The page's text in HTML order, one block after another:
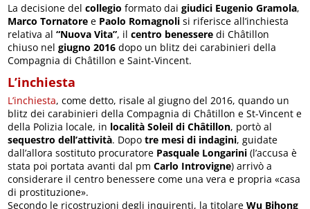
La decisione delcollegio formato daigiudici Eugenio Gramola,
Marco Tornatore e Paolo Romagnoli si riferisce all’inchiesta
relativa al“Nuova Vita”, ilcentro benessere di Châtillon
chiuso nelgiugno 2016 dopo un blitz dei carabinieri della
Compagnia di Châtillon e Saint-Vincent.
L’inchiesta
L’inchiesta, come detto, risale al giugno del 2016, quando un
blitz dei carabinieri della Compagnia di Châtillon e St-Vincent e
della Polizia locale, in località Soleil di Châtillon, portò al
sequestro dell’attività. Dopotre mesi di indagini, guidate
dall’allora sostituto procuratore Pasquale Longarini (l’accusa è
stata poi portata avanti dal pmCarlo Introvigne) arrivò a
considerare il centro benessere come una vera e propria «casa
di prostituzione».
Secondo le ricostruzioni degli inquirenti, la titolareWu Bihong